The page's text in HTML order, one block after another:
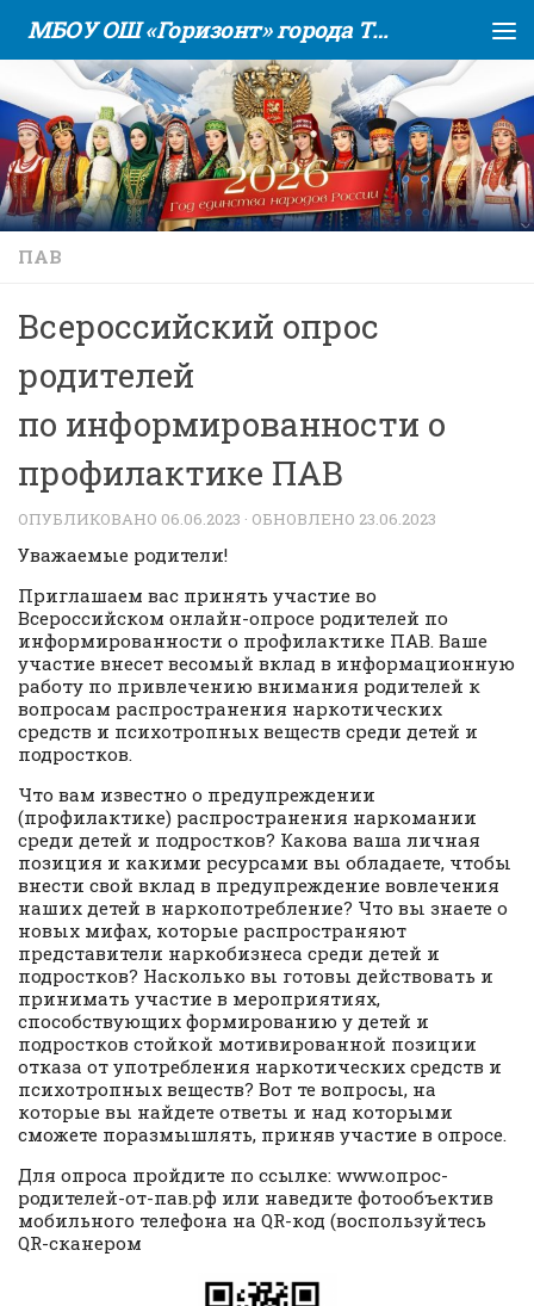
Skip to content МБОУ ОШ «Горизонт» города Тюмени
ПАВ
Всеросcийский опрос
родителей
по информированности о
профилактике ПАВ
ОПУБЛИКОВАНО 06.06.2023 · ОБНОВЛЕНО 23.06.2023
Уважаемые родители!
Приглашаем вас принять участие во
Всероссийском онлайн-опросе родителей по
информированности о профилактике ПАВ. Ваше
участие внесет весомый вклад в информационную
работу по привлечению внимания родителей к
вопросам распространения наркотических
средств и психотропных веществ среди детей и
подростков.
Что вам известно о предупреждении
(профилактике) распространения наркомании
среди детей и подростков? Какова ваша личная
позиция и какими ресурсами вы обладаете, чтобы
внести свой вклад в предупреждение вовлечения
наших детей в наркопотребление? Что вы знаете о
новых мифах, которые распространяют
представители наркобизнеса среди детей и
подростков? Насколько вы готовы действовать и
принимать участие в мероприятиях,
способствующих формированию у детей и
подростков стойкой мотивированной позиции
отказа от употребления наркотических средств и
психотропных веществ? Вот те вопросы, на
которые вы найдете ответы и над которыми
сможете поразмышлять, приняв участие в опросе.
Для опроса пройдите по ссылке: www.опрос-
родителей-от-пав.рф или наведите фотообъектив
мобильного телефона на QR-код (воспользуйтесь
QR-сканером